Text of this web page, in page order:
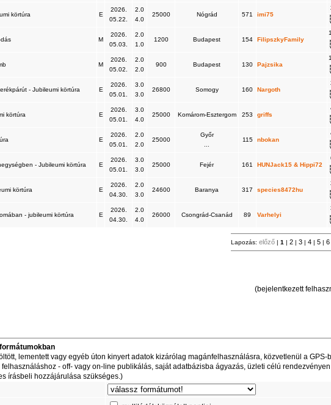
körtúra E
2026.
05.22.
2.0
4.0
25000 Nógrád 571 imi75
M
2026.
05.03.
2.0
1.0
1200 Budapest 154 FilipszkyFamily
M
2026.
05.02.
2.0
2.0
900 Budapest 130 Pajzsika
- Jubileumi körtúra E
2026.
05.01.
3.0
3.0
26800 Somogy 160 Nargoth
körtúra E
2026.
05.01.
3.0
4.0
25000 Komárom-Esztergom 253 griffs
E
2026.
05.01.
2.0
2.0
25000
Győr
115 nbokan
- Jubileumi körtúra E
2026.
05.01.
3.0
3.0
25000 Fejér 161 HUNJack15 & Hippi72
körtúra E
2026.
04.30.
2.0
3.0
24600 Baranya 317 species8472hu
- jubileumi körtúra E
2026.
04.30.
2.0
4.0
26000 Csongrád-Csanád 89 Varhelyi
Lapozás: előző | 1 | 2 | 3 | 4 | 5 | 6
(bejelentkezett
lementett vagy egyéb úton kinyert adatok kizárólag magánfelhasználásra, közvetlenül a
- off- vagy on-line publikálás, saját adatbázisba ágyazás, üzleti célú
írásbeli hozzájárulása szükséges.)